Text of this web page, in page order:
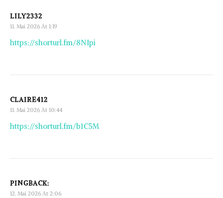
LILY2332
11. Mai 2026 At 1:19
https://shorturl.fm/8NIpi
CLAIRE412
11. Mai 2026 At 10:44
https://shorturl.fm/b1C5M
PINGBACK:
12. Mai 2026 At 2:06